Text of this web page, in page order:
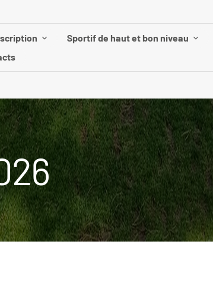
Sportif de haut et bon niveau